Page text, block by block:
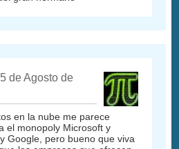
de Agosto de
en la nube me parece
el monopoly Microsoft y
Google, pero bueno que viva